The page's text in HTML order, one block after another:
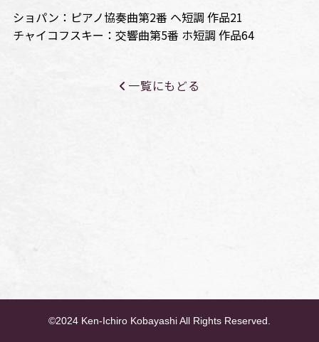
ショパン：ピアノ協奏曲第2番 ヘ短調 作品21
チャイコフスキー：交響曲第5番 ホ短調 作品64
一覧にもどる
©2024 Ken-Ichiro Kobayashi All Rights Reserved.